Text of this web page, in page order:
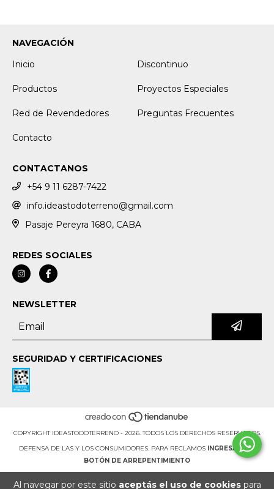
Al navegar por este sitio aceptás el uso de cookiespara
NAVEGACIÓN
Inicio
Discontinuo
Productos Proyectos Especiales
Red de Revendedores Preguntas Frecuentes
Contacto
CONTACTANOS
+54 9 11 6287-7422
info.ideastodoterreno@gmail.com
Pasaje Pereyra 1680, CABA
REDES SOCIALES
NEWSLETTER
SEGURIDAD Y CERTIFICACIONES
COPYRIGHT IDEASTODOTERRENO - 2026. TODOS LOS DERECHOS RESERVADOS.
DEFENSA DE LAS Y LOS CONSUMIDORES. PARA RECLAMOS INGRESÁ ACÁ.
BOTÓN DE ARREPENTIMIENTO